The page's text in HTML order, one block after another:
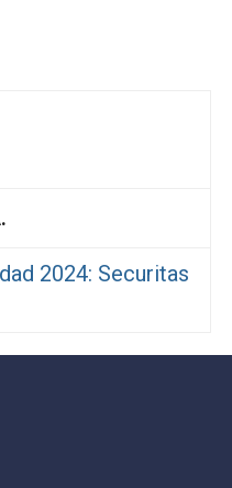
2024: Securitas